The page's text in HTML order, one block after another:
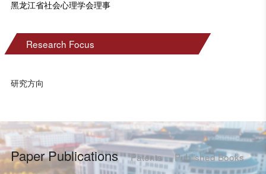
黑龙江省社会心理学会理事
Research Focus
研究方向
Paper Publications Patents Published Books